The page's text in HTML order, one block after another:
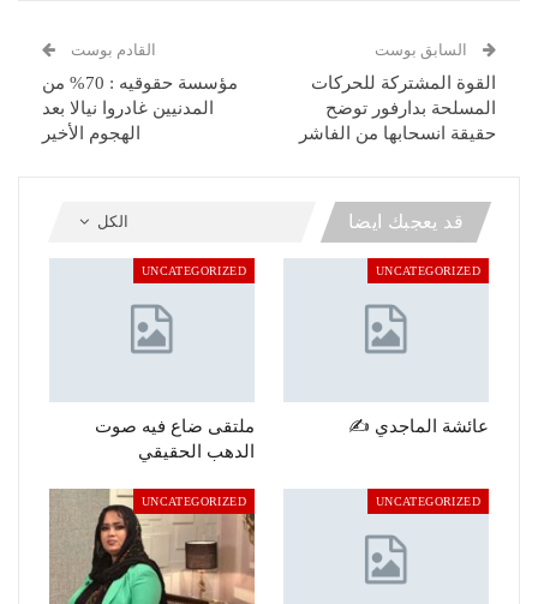
السابق بوست
القوة المشتركة للحركات
المسلحة بدارفور توضح
حقيقة انسحابها من الفاشر
القادم بوست
مؤسسة حقوقيه : 70% من
المدنيين غادروا نيالا بعد
الهجوم الأخير
الكل قد يعجبك ايضا
UNCATEGORIZED
عائشة الماجدي ✍️
UNCATEGORIZED
ملتقى ضاع فيه صوت
الدهب الحقيقي
UNCATEGORIZED
UNCATEGORIZED